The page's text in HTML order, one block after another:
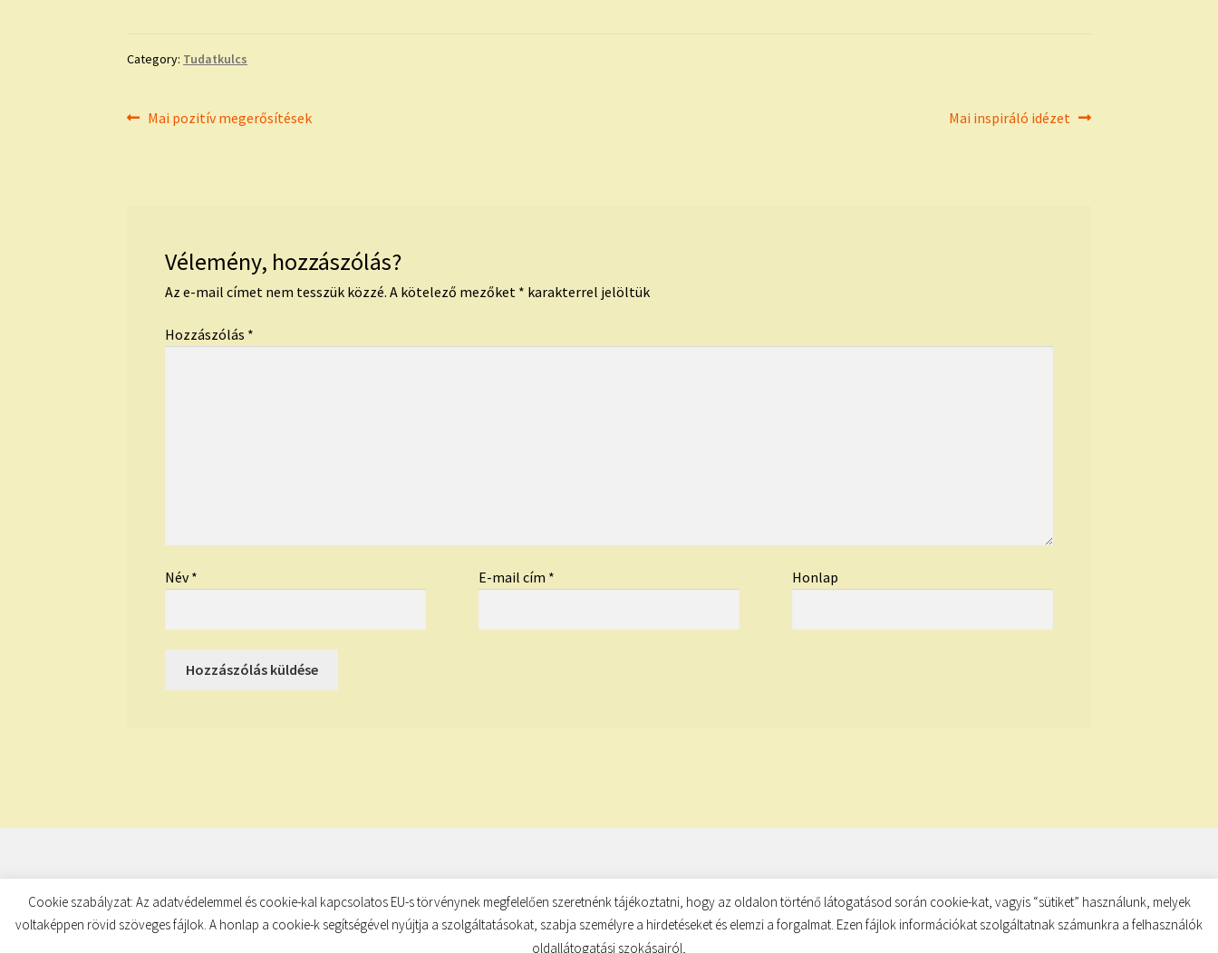
Category: Tudatkulcs
Bejegyzés
Previous
Mai pozitív megerősítések
Next
Mai inspiráló idézet
Vélemény, hozzászólás?
Az e-mail címet nem tesszük közzé. A kötelező mezőket * karakterrel jelöltük
Hozzászólás *
Név* E-mail cím * Honlap
© TUDATKULCS 2026
Built with Storefront
Cookie szabályzat: Az adatvédelemmel és cookie-kal kapcsolatos EU-s törvénynek megfelelően szeretnénk tájékoztatni, hogy az oldalon történő látogatásod során cookie-kat, vagyis “sütiket” használunk, melyek
voltaképpen rövid szöveges fájlok. A honlap a cookie-k segítségével nyújtja a szolgáltatásokat, szabja személyre a hirdetéseket és elemzi a forgalmat. Ezen fájlok információkat szolgáltatnak számunkra a felhasználók
oldallátogatási szokásairól,